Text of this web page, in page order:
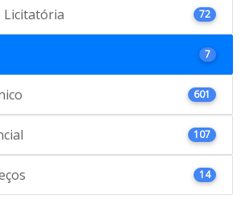
Licitatória 72
7
601
107
14